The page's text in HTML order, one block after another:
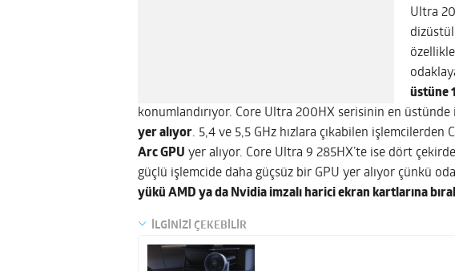
Ultra
üstüne
konumlandırıyor. Core Ultra 200HX serisinin en üstünde
yer alıyor. 5,4 ve 5,5 GHz hızlara çıkabilen işlemcilerden
Arc GPU yer alıyor. Core Ultra 9 285HX’te ise dört
güçlü işlemcide daha güçsüz bir GPU yer alıyor çünkü
yükü AMD ya da Nvidia imzalı harici ekran kartlarına
İLGİNİZİ ÇEKEBİLİR